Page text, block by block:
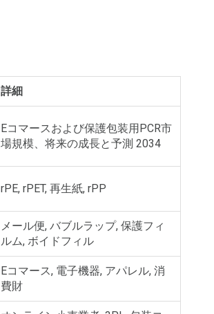
詳細
Eコマースおよび保護包装用PCR市
場規模、将来の成長と予測 2034
rPE, rPET, 再生紙, rPP
メール便, バブルラップ, 保護フィ
ルム, ボイドフィル
Eコマース, 電子機器, アパレル, 消
費財